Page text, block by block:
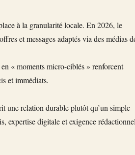
à la granularité locale. En 2026, le
et messages adaptés via des médias
« moments micro-ciblés » renforcent
et immédiats.
une relation durable plutôt qu’un simple
expertise digitale et exigence